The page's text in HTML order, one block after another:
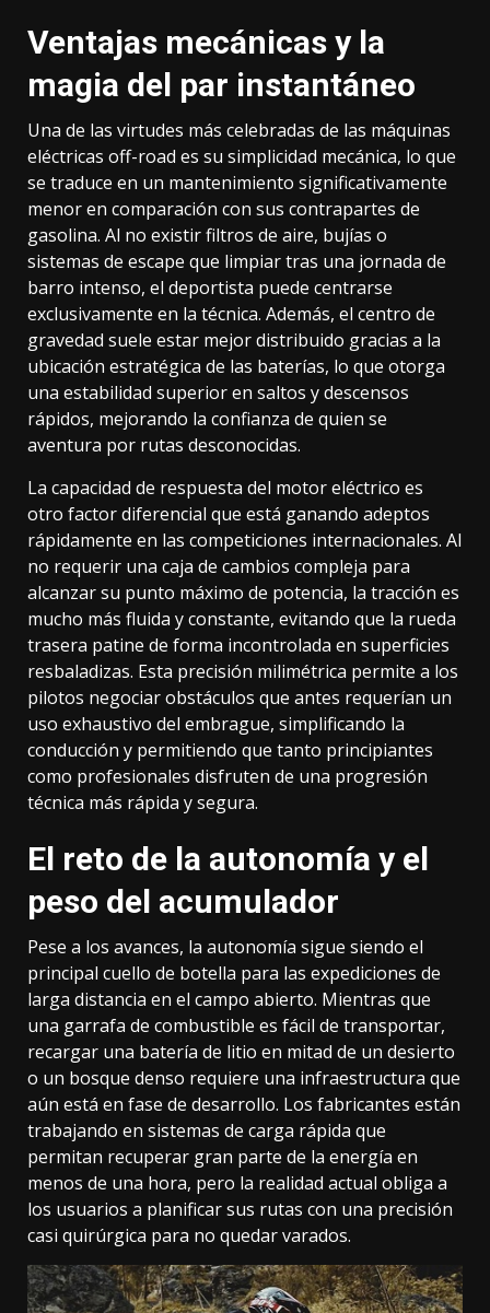
Ventajas mecánicas y la
magia del par instantáneo
Una de las virtudes más celebradas de las máquinas
eléctricas off-road es su simplicidad mecánica, lo que
se traduce en un mantenimiento significativamente
menor en comparación con sus contrapartes de
gasolina. Al no existir filtros de aire, bujías o
sistemas de escape que limpiar tras una jornada de
barro intenso, el deportista puede centrarse
exclusivamente en la técnica. Además, el centro de
gravedad suele estar mejor distribuido gracias a la
ubicación estratégica de las baterías, lo que otorga
una estabilidad superior en saltos y descensos
rápidos, mejorando la confianza de quien se
aventura por rutas desconocidas.
La capacidad de respuesta del motor eléctrico es
otro factor diferencial que está ganando adeptos
rápidamente en las competiciones internacionales. Al
no requerir una caja de cambios compleja para
alcanzar su punto máximo de potencia, la tracción es
mucho más fluida y constante, evitando que la rueda
trasera patine de forma incontrolada en superficies
resbaladizas. Esta precisión milimétrica permite a los
pilotos negociar obstáculos que antes requerían un
uso exhaustivo del embrague, simplificando la
conducción y permitiendo que tanto principiantes
como profesionales disfruten de una progresión
técnica más rápida y segura.
El reto de la autonomía y el
peso del acumulador
Pese a los avances, la autonomía sigue siendo el
principal cuello de botella para las expediciones de
larga distancia en el campo abierto. Mientras que
una garrafa de combustible es fácil de transportar,
recargar una batería de litio en mitad de un desierto
o un bosque denso requiere una infraestructura que
aún está en fase de desarrollo. Los fabricantes están
trabajando en sistemas de carga rápida que
permitan recuperar gran parte de la energía en
menos de una hora, pero la realidad actual obliga a
los usuarios a planificar sus rutas con una precisión
casi quirúrgica para no quedar varados.